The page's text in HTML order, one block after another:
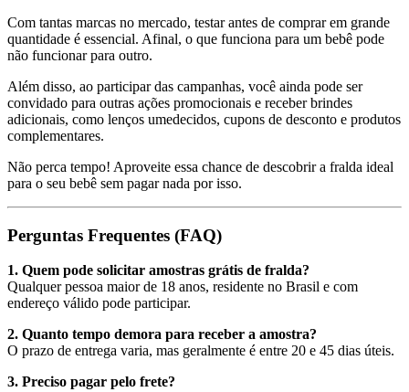
Com tantas marcas no mercado, testar antes de comprar em grande
quantidade é essencial. Afinal, o que funciona para um bebê pode
não funcionar para outro.
Além disso, ao participar das campanhas, você ainda pode ser
convidado para outras ações promocionais e receber brindes
adicionais, como lenços umedecidos, cupons de desconto e produtos
complementares.
Não perca tempo! Aproveite essa chance de descobrir a fralda ideal
para o seu bebê sem pagar nada por isso.
Perguntas Frequentes (FAQ)
1. Quem pode solicitar amostras grátis de fralda?
Qualquer pessoa maior de 18 anos, residente no Brasil e com
endereço válido pode participar.
2. Quanto tempo demora para receber a amostra?
O prazo de entrega varia, mas geralmente é entre 20 e 45 dias úteis.
3. Preciso pagar pelo frete?